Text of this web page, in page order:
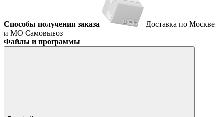
Способы получения заказа
Доставка по Москве
и МО Самовывоз
Файлы и программы